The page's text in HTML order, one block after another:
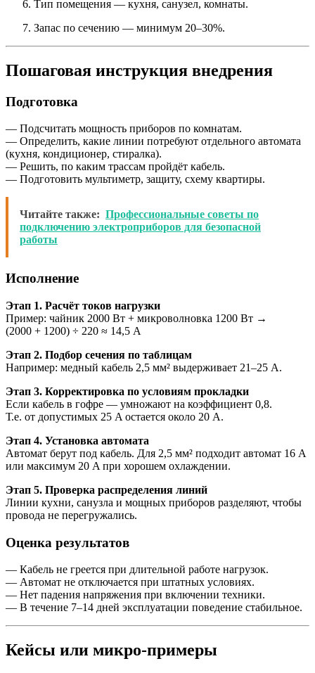
Тип помещения — кухня, санузел, комнаты.
Запас по сечению — минимум 20–30%.
Пошаговая инструкция внедрения
Подготовка
— Подсчитать мощность приборов по комнатам.
— Определить, какие линии потребуют отдельного автомата
(кухня, кондиционер, стиралка).
— Решить, по каким трассам пройдёт кабель.
— Подготовить мультиметр, защиту, схему квартиры.
Читайте также: Профессиональные советы по
подключению электроприборов для безопасной
работы
Исполнение
Этап 1. Расчёт токов нагрузки
Пример: чайник 2000 Вт + микроволновка 1200 Вт →
(2000 + 1200) ÷ 220 ≈ 14,5 A
Этап 2. Подбор сечения по таблицам
Например: медный кабель 2,5 мм² выдерживает 21–25 A.
Этап 3. Корректировка по условиям прокладки
Если кабель в гофре — умножают на коэффициент 0,8.
Т.е. от допустимых 25 A остается около 20 A.
Этап 4. Установка автомата
Автомат берут под кабель. Для 2,5 мм² подходит автомат 16 A
или максимум 20 A при хорошем охлаждении.
Этап 5. Проверка распределения линий
Линии кухни, санузла и мощных приборов разделяют, чтобы
провода не перегружались.
Оценка результатов
— Кабель не греется при длительной работе нагрузок.
— Автомат не отключается при штатных условиях.
— Нет падения напряжения при включении техники.
— В течение 7–14 дней эксплуатации поведение стабильное.
Кейсы или микро-примеры